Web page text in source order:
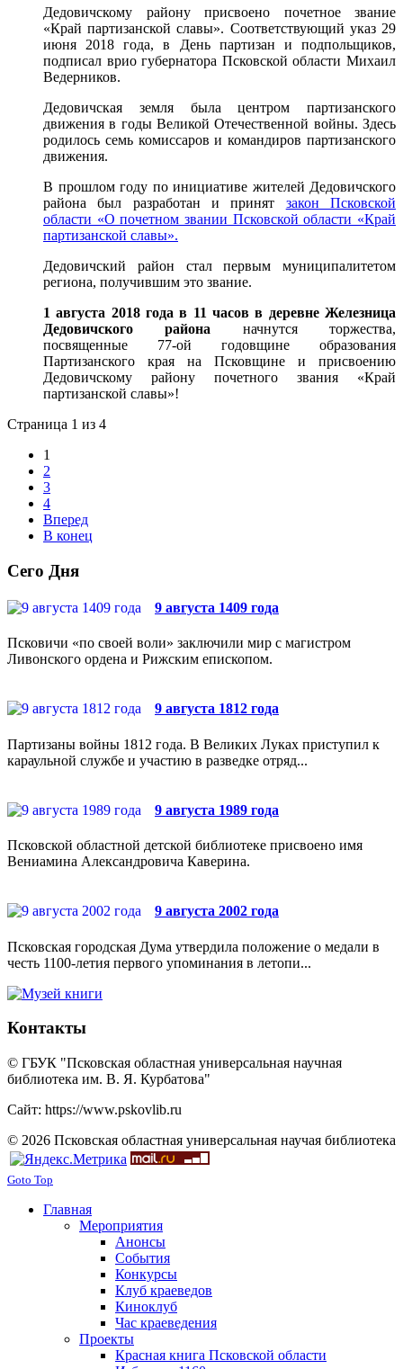
Дедовичскому району присвоено почетное звание
«Край партизанской славы». Соответствующий указ 29
июня 2018 года, в День партизан и подпольщиков,
подписал врио губернатора Псковской области Михаил
Ведерников.
Дедовичская земля была центром партизанского
движения в годы Великой Отечественной войны. Здесь
родилось семь комиссаров и командиров партизанского
движения.
В прошлом году по инициативе жителей Дедовичского
района был разработан и принят закон Псковской
области «О почетном звании Псковской области «Край
партизанской славы».
Дедовичский район стал первым муниципалитетом
региона, получившим это звание.
1 августа 2018 года в 11 часов в деревне Железница
Дедовичского района начнутся торжества,
посвященные 77-ой годовщине образования
Партизанского края на Псковщине и присвоению
Дедовичскому району почетного звания «Край
партизанской славы»!
Страница 1 из 4
1
2
3
4
Вперед
В конец
Сего Дня
9 августа 1409 года
Псковичи «по своей воли» заключили мир с магистром
Ливонского ордена и Рижским епископом.
9 августа 1812 года
Партизаны войны 1812 года. В Великих Луках приступил к
караульной службе и участию в разведке отряд...
9 августа 1989 года
Псковской областной детской библиотеке присвоено имя
Вениамина Александровича Каверина.
9 августа 2002 года
Псковская городская Дума утвердила положение о медали в
честь 1100-летия первого упоминания в летопи...
Контакты
© ГБУК "Псковская областная универсальная научная
библиотека им. В. Я. Курбатова"
Сайт: https://www.pskovlib.ru
© 2026 Псковская областная универсальная научая библиотека
Goto Top
Главная
Мероприятия
Анонсы
События
Конкурсы
Клуб краеведов
Киноклуб
Час краеведения
Проекты
Красная книга Псковской области